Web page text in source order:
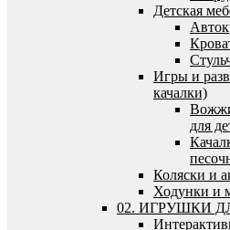
Детская
Игры и
качалки)
для
Коляски и
Ходунки и
02. ИГРУШКИ